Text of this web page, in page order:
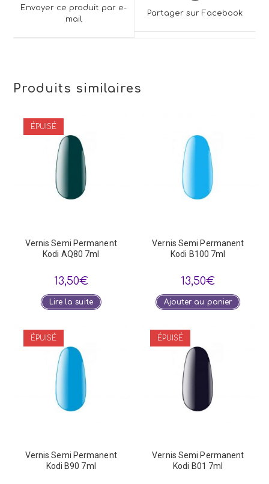
new
Envoyer ce produit par e-
mail
Partager sur Facebook
Produits similaires
ÉPUISÉ
Vernis Semi Permanent
Kodi AQ80 7ml
13,50€
Lire la suite
Vernis Semi Permanent
Kodi B100 7ml
13,50€
Ajouter au panier
ÉPUISÉ
Vernis Semi Permanent
Kodi B90 7ml
ÉPUISÉ
Vernis Semi Permanent
Kodi B01 7ml